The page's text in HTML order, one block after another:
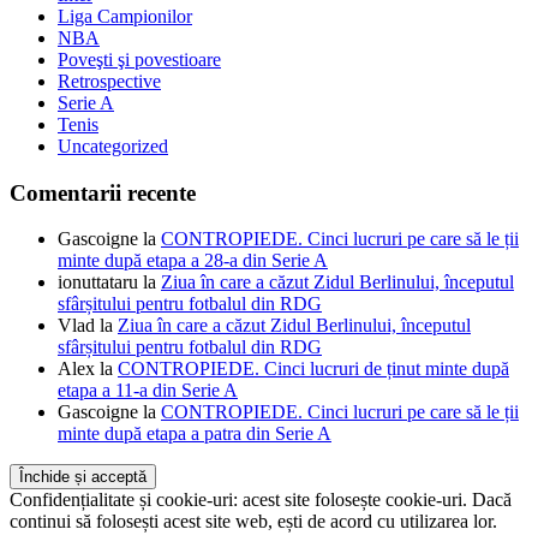
Liga Campionilor
NBA
Poveşti şi povestioare
Retrospective
Serie A
Tenis
Uncategorized
Comentarii recente
Gascoigne la CONTROPIEDE. Cinci lucruri pe care să le ții
minte după etapa a 28-a din Serie A
ionuttataru la Ziua în care a căzut Zidul Berlinului, începutul
sfârșitului pentru fotbalul din RDG
Vlad la Ziua în care a căzut Zidul Berlinului, începutul
sfârșitului pentru fotbalul din RDG
Alex la CONTROPIEDE. Cinci lucruri de ținut minte după
etapa a 11-a din Serie A
Gascoigne la CONTROPIEDE. Cinci lucruri pe care să le ții
minte după etapa a patra din Serie A
Confidențialitate și cookie-uri: acest site folosește cookie-uri. Dacă
continui să folosești acest site web, ești de acord cu utilizarea lor.